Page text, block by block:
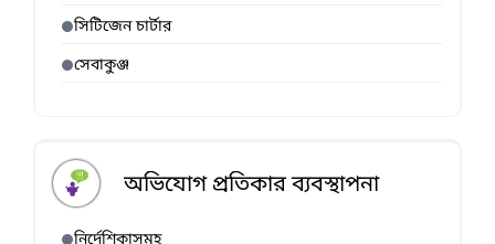
সিটিজেন চার্টার
সেবাকুঞ্জ
অভিযোগ প্রতিকার ব্যবস্থাপনা
নির্দেশিকাসমূহ